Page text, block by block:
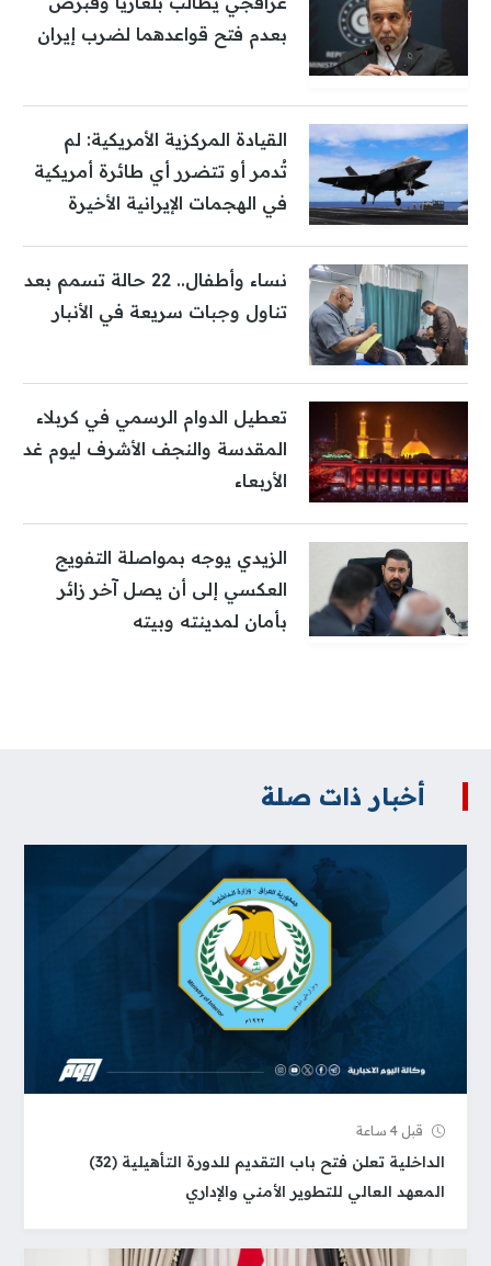
بعدم فتح قواعدهما لضرب إيران
القيادة المركزية الأمريكية: لم
تُدمر أو تتضرر أي طائرة أمريكية
في الهجمات الإيرانية الأخيرة
نساء وأطفال.. 22 حالة تسمم بعد
تناول وجبات سريعة في الأنبار
تعطيل الدوام الرسمي في كربلاء
المقدسة والنجف الأشرف ليوم غد
الأربعاء
الزيدي يوجه بمواصلة التفويج
العكسي إلى أن يصل آخر زائر
بأمان لمدينته وبيته
أخبار ذات صلة
قبل 4 ساعة
الداخلية تعلن فتح باب التقديم للدورة التأهيلية (32)
المعهد العالي للتطوير الأمني والإداري